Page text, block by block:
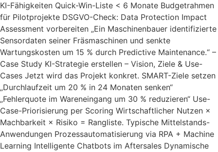
KI-Fähigkeiten Quick-Win-Liste < 6 Monate Budgetrahmen
für Pilotprojekte DSGVO-Check: Data Protection Impact
Assessment vorbereiten „Ein Maschinenbauer identifizierte
Sensordaten seiner Fräsmaschinen und senkte
Wartungskosten um 15 % durch Predictive Maintenance.“ –
Case Study KI-Strategie erstellen – Vision, Ziele & Use-
Cases Jetzt wird das Projekt konkret. SMART-Ziele setzen
„Durchlaufzeit um 20 % in 24 Monaten senken“
„Fehlerquote im Wareneingang um 30 % reduzieren“ Use-
Case-Priorisierung per Scoring Wirtschaftlicher Nutzen ×
Machbarkeit × Risiko = Rangliste. Typische Mittelstands-
Anwendungen Prozessautomatisierung via RPA + Machine
Learning Intelligente Chatbots im Aftersales Dynamische